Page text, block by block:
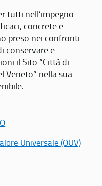
tutti nell’impegno
concrete e
preso nei confronti
conservare e
il Sito “Città di
Veneto” nella sua
Universale (OUV)